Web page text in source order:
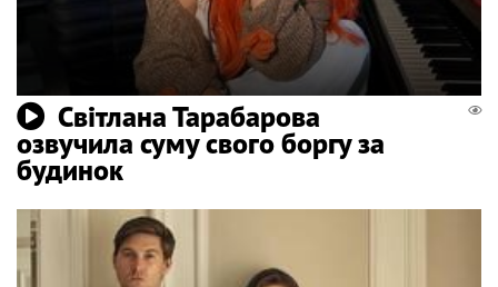
Світлана Тарабарова
озвучила суму свого боргу за
будинок